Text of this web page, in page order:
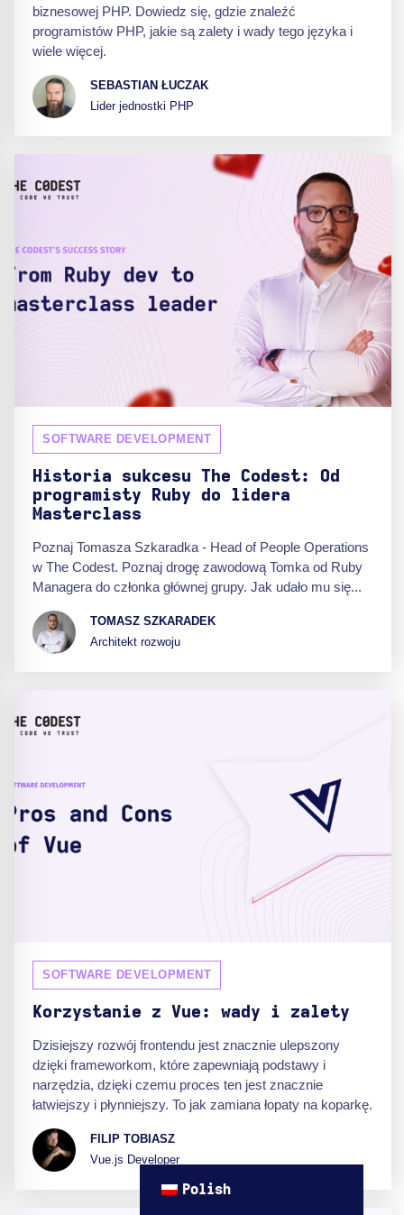
biznesowej PHP. Dowiedz się, gdzie znaleźć
programistów PHP, jakie są zalety i wady tego języka i
wiele więcej.
SEBASTIAN ŁUCZAK
Lider jednostki PHP
SOFTWARE DEVELOPMENT
Historia sukcesu The Codest: Od
programisty Ruby do lidera
Masterclass
Poznaj Tomasza Szkaradka - Head of People Operations
w The Codest. Poznaj drogę zawodową Tomka od Ruby
Managera do członka głównej grupy. Jak udało mu się...
TOMASZ SZKARADEK
Architekt rozwoju
SOFTWARE DEVELOPMENT
Korzystanie z Vue: wady i zalety
Dzisiejszy rozwój frontendu jest znacznie ulepszony
dzięki frameworkom, które zapewniają podstawy i
narzędzia, dzięki czemu proces ten jest znacznie
łatwiejszy i płynniejszy. To jak zamiana łopaty na koparkę.
FILIP TOBIASZ
Vue.js Developer
Polish